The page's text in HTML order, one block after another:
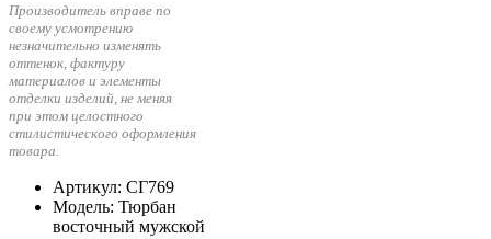
Производитель вправе по
своему усмотрению
незначительно изменять
оттенок, фактуру
материалов и элементы
отделки изделий, не меняя
при этом целостного
стилистического оформления
товара.
Артикул: СГ769
Модель: Тюрбан
восточный мужской